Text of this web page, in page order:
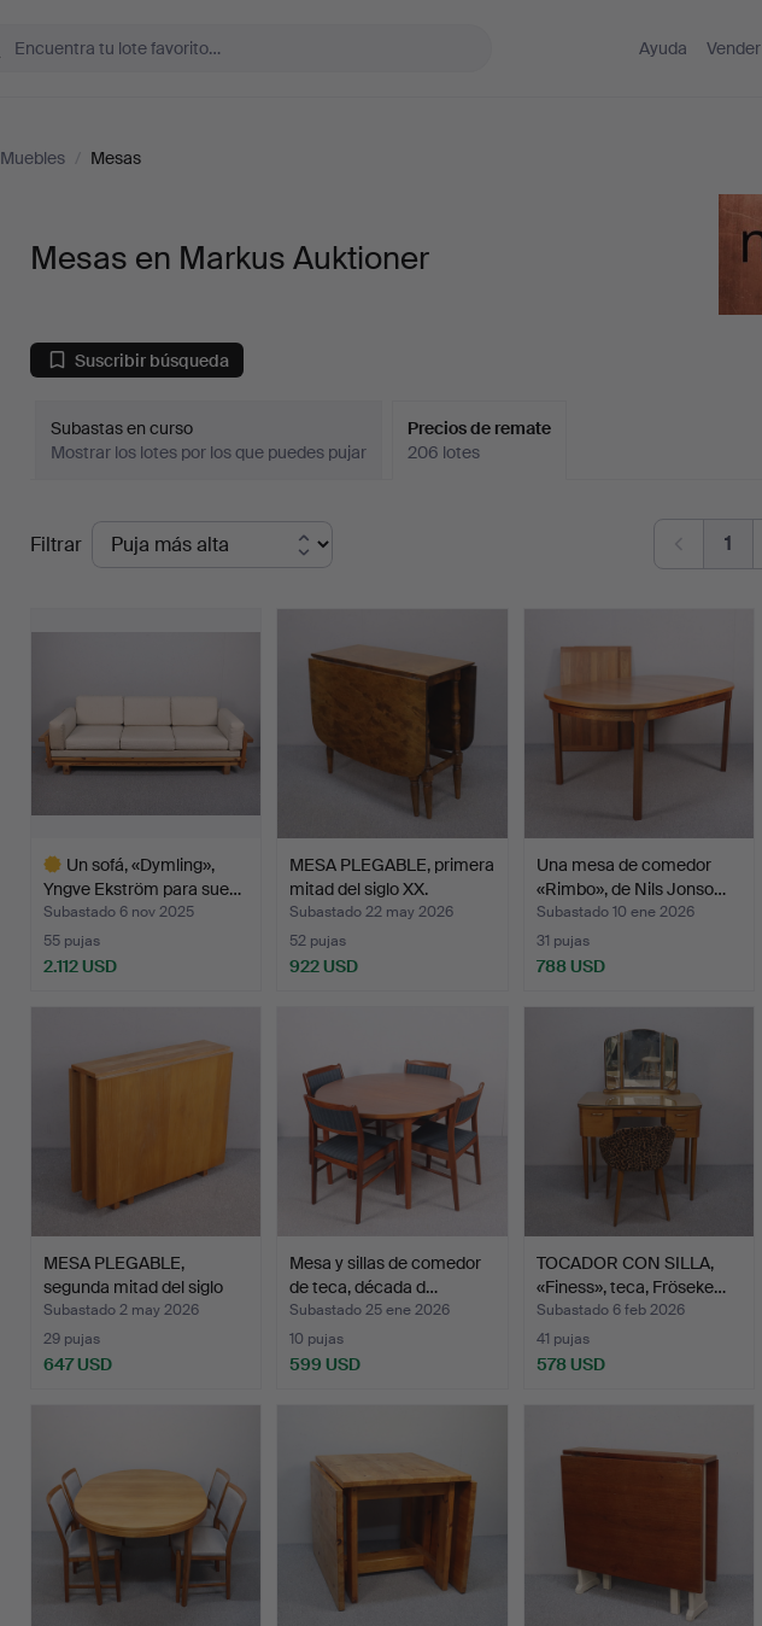
Ayuda Vender
Muebles / Mesas
Mesas en Markus Auktioner
Suscribir búsqueda
Subastas en curso
Mostrar los lotes por los que puedes pujar
Precios de remate
206 lotes
Precios
de
Filtrar 1
Un sofá, «Dymling»,
Yngve Ekström para sue…
Subastado 6 nov 2025
55 pujas
2.112 USD
MESA PLEGABLE, primera
mitad del siglo XX.
Subastado 22 may 2026
52 pujas
922 USD
Una mesa de comedor
«Rimbo», de Nils Jonso…
Subastado 10 ene 2026
31 pujas
788 USD
MESA PLEGABLE,
segunda mitad del siglo
XX.
Subastado 2 may 2026
29 pujas
647 USD
Mesa y sillas de comedor
de teca, década d…
Subastado 25 ene 2026
10 pujas
599 USD
TOCADOR CON SILLA,
«Finess», teca, Fröseke…
Subastado 6 feb 2026
41 pujas
578 USD